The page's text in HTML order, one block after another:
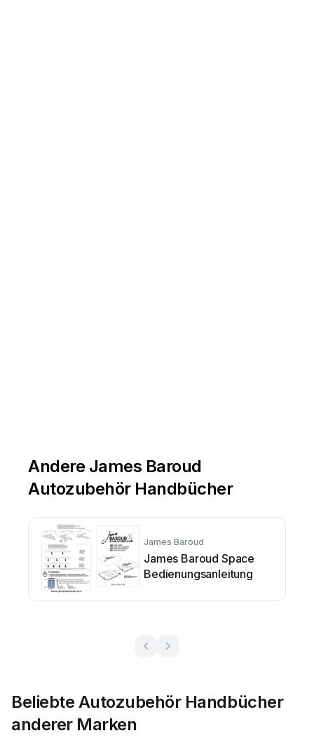
Andere James Baroud
Autozubehör Handbücher
James Baroud
James Baroud Space
Bedienungsanleitung
Beliebte Autozubehör Handbücher
anderer Marken